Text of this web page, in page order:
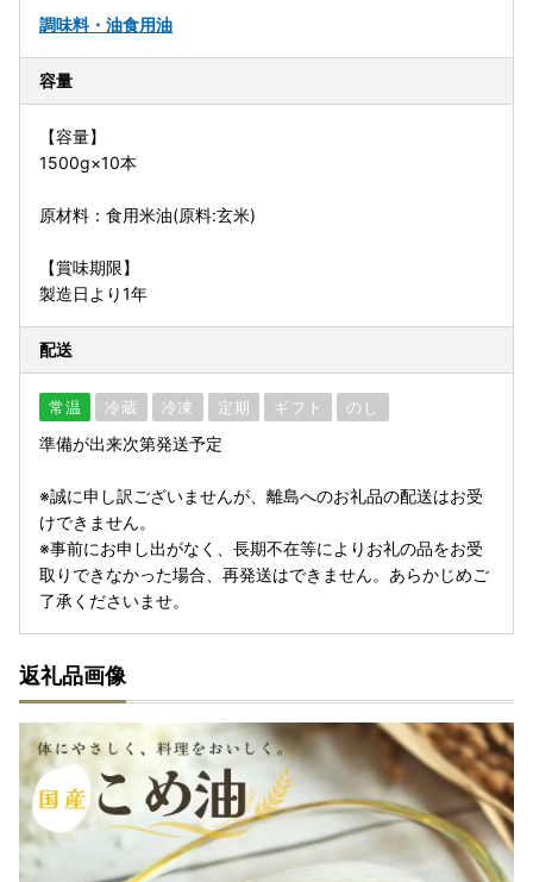
調味料・油食用油
容量
【容量】
1500g×10本
原材料：食用米油(原料:玄米)
【賞味期限】
製造日より1年
配送
常温 冷蔵 冷凍 定期 ギフト のし
準備が出来次第発送予定
※誠に申し訳ございませんが、離島へのお礼品の配送はお受
けできません。
※事前にお申し出がなく、長期不在等によりお礼の品をお受
取りできなかった場合、再発送はできません。あらかじめご
了承くださいませ。
返礼品画像